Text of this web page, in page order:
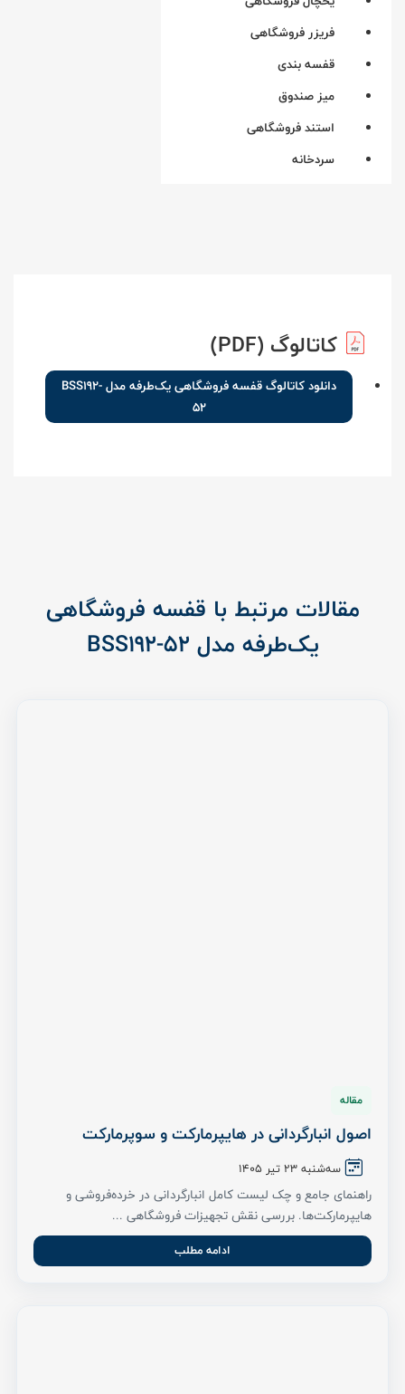
فریزر فروشگاهی
قفسه بندی
میز صندوق
استند فروشگاهی
سردخانه
کاتالوگ (PDF)
دانلود کاتالوگ قفسه فروشگاهی یک‌طرفه مدل BSS192-
52
مقالات مرتبط با قفسه فروشگاهی
یک‌طرفه مدل BSS192-52
مقاله
اصول انبارگردانی در هایپرمارکت و سوپرمارکت
سه‌شنبه 23 تیر ۱۴۰۵
راهنمای جامع و چک لیست کامل انبارگردانی در خرده‌فروشی و
هایپرمارکت‌ها. بررسی نقش تجهیزات فروشگاهی ...
ادامه مطلب